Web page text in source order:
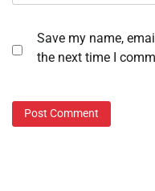
Save my name,
the next time I